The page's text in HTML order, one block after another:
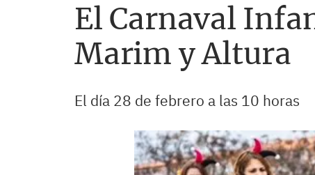
El Carnaval
Marim y Altura
El día 28 de febrero a las 10 horas